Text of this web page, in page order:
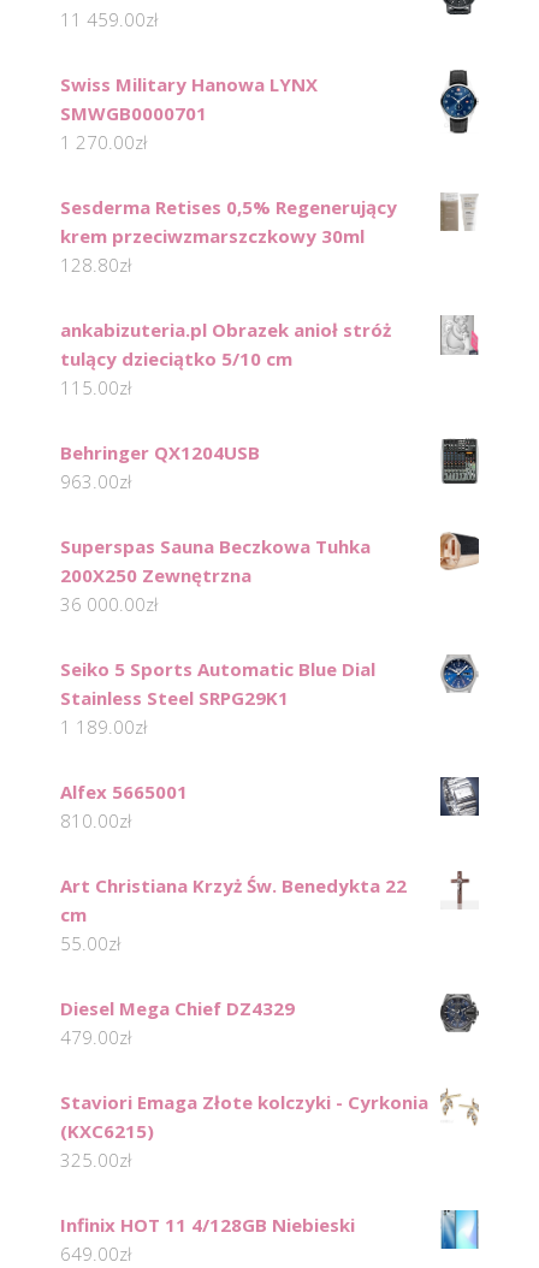
11 459.00zł
Swiss Military Hanowa LYNX
SMWGB0000701
1 270.00zł
Sesderma Retises 0,5% Regenerujący
krem przeciwzmarszczkowy 30ml
128.80zł
ankabizuteria.pl Obrazek anioł stróż
tulący dzieciątko 5/10 cm
115.00zł
Behringer QX1204USB
963.00zł
Superspas Sauna Beczkowa Tuhka
200X250 Zewnętrzna
36 000.00zł
Seiko 5 Sports Automatic Blue Dial
Stainless Steel SRPG29K1
1 189.00zł
Alfex 5665001
810.00zł
Art Christiana Krzyż Św. Benedykta 22
cm
55.00zł
Diesel Mega Chief DZ4329
479.00zł
Staviori Emaga Złote kolczyki - Cyrkonia
(KXC6215)
325.00zł
Infinix HOT 11 4/128GB Niebieski
649.00zł